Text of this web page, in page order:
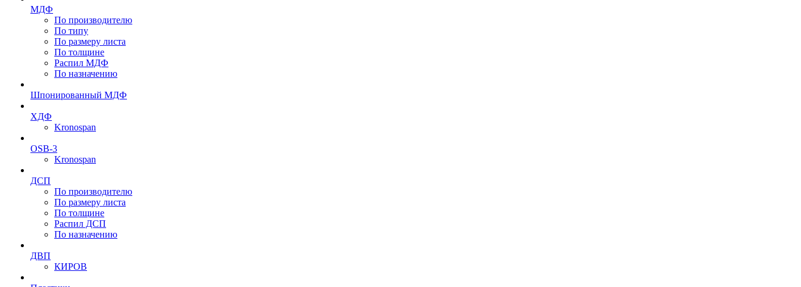
МДФ
По производителю
По типу
По размеру листа
По толщине
Распил МДФ
По назначению
Шпонированный МДФ
ХДФ
Kronospan
OSB-3
Kronospan
ДСП
По производителю
По размеру листа
По толщине
Распил ДСП
По назначению
ДВП
КИРОВ